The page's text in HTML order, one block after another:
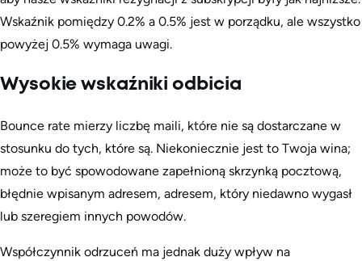
Wskaźnik pomiędzy 0.2% a 0.5% jest w porządku, ale wszystko
powyżej 0.5% wymaga uwagi.
Wysokie wskaźniki odbicia
Bounce rate mierzy liczbę maili, które nie są dostarczane w
stosunku do tych, które są. Niekoniecznie jest to Twoja wina;
może to być spowodowane zapełnioną skrzynką pocztową,
błędnie wpisanym adresem, adresem, który niedawno wygasł
lub szeregiem innych powodów.
Współczynnik odrzuceń ma jednak duży wpływ na